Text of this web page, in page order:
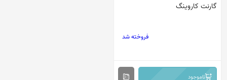
گارنت کاروینگ
فروخته شد
ناموجود